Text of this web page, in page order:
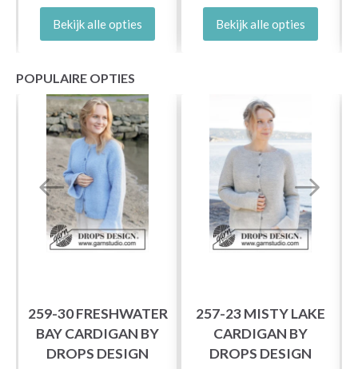
Bekijk alle opties Bekijk alle opties
POPULAIRE OPTIES
259-30 FRESHWATER
BAY CARDIGAN BY
DROPS DESIGN
257-23 MISTY LAKE
CARDIGAN BY
DROPS DESIGN